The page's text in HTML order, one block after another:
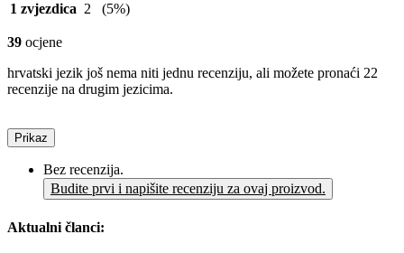
1 zvjezdica 2 (5%)
39 ocjene
hrvatski jezik još nema niti jednu recenziju, ali možete pronaći 22
recenzije na drugim jezicima.
Prikaz
Bez recenzija.
Budite prvi i napišite recenziju za ovaj proizvod.
Aktualni članci: